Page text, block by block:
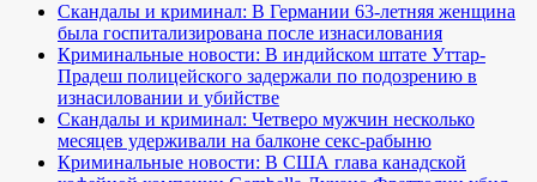
Скандалы и криминал: В Германии 63-летняя женщина
была госпитализирована после изнасилования
Криминальные новости: В индийском штате Уттар-
Прадеш полицейского задержали по подозрению в
изнасиловании и убийстве
Скандалы и криминал: Четверо мужчин несколько
месяцев удерживали на балконе секс-рабыню
Криминальные новости: В США глава канадской